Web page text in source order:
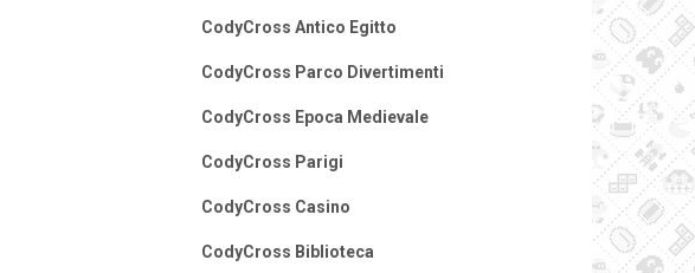
CodyCross Antico Egitto
CodyCross Parco Divertimenti
CodyCross Epoca Medievale
CodyCross Parigi
CodyCross Casino
CodyCross Biblioteca